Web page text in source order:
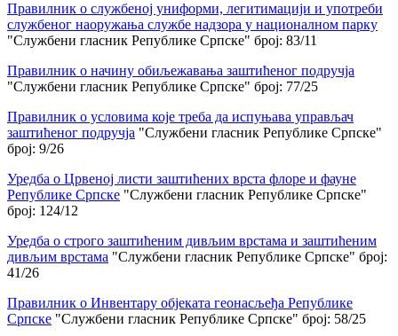
Правилник о службеној униформи, легитимацији и употреби
службеног наоружања службе надзора у националном парку
"Службени гласник Републике Српске" број: 83/11
Правилник о начину обиљежавања заштићеног подручја
"Службени гласник Републике Српске" број: 77/25
Правилник о условима које треба да испуњава управљач
заштићеног подручја "Службени гласник Републике Српске"
број: 9/26
Уредба о Црвеној листи заштићених врста флоре и фауне
Републике Српске "Службени гласник Републике Српске"
број: 124/12
Уредба о строго заштићеним дивљим врстама и заштићеним
дивљим врстама "Службени гласник Републике Српске" број:
41/26
Правилник о Инвентару објеката геонасљеђа Републике
Српске "Службени гласник Републике Српске" број: 58/25